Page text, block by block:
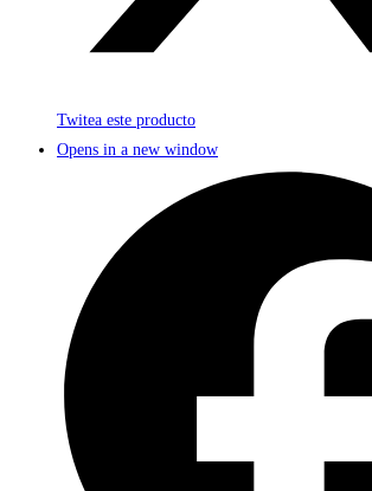
Twitea este producto
Opens in a new window